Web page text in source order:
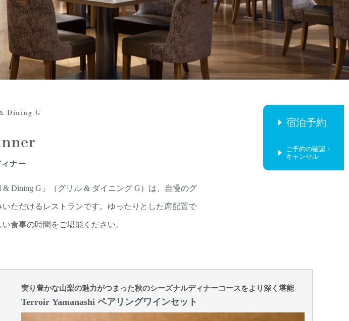
宿泊予約
ご予約の確認・
キャンセル
Dining G
ナー
Dining G」（グリル & ダイニング G）は、自慢のグ
ただけるレストランです。ゆったりとした席配置で
食事の時間をご堪能ください。
実り豊かな山梨の魅力がつまった秋のシーズナルディナーコースをより深く堪能
Terroir Yamanashi ペアリングワインセット